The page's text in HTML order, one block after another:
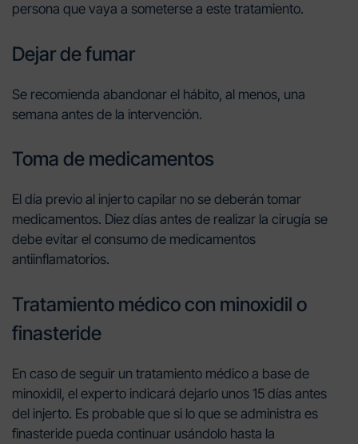
persona que vaya a someterse a este tratamiento.
Dejar de fumar
Se recomienda abandonar el hábito, al menos, una
semana antes de la intervención.
Toma de medicamentos
El día previo al injerto capilar no se deberán tomar
medicamentos. Diez días antes de realizar la cirugía se
debe evitar el consumo de medicamentos
antiinflamatorios.
Tratamiento médico con minoxidil o
finasteride
En caso de seguir un tratamiento médico a base de
minoxidil, el experto indicará dejarlo unos 15 días antes
del injerto. Es probable que si lo que se administra es
finasteride pueda continuar usándolo hasta la